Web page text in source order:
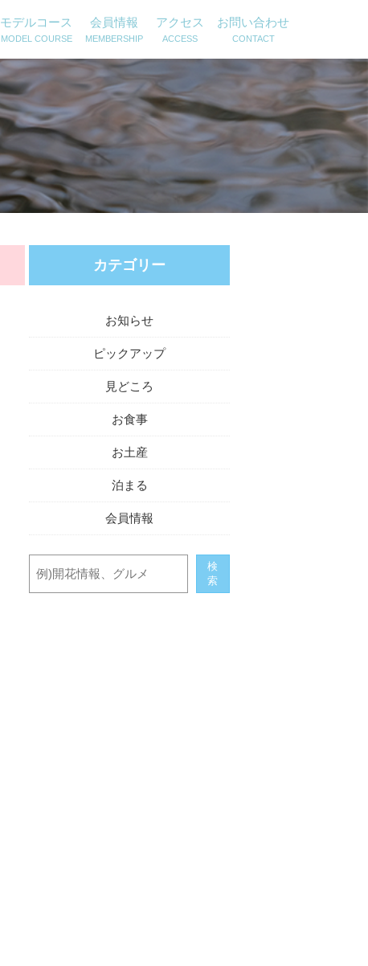
モデルコース
MODEL COURSE
会員情報
MEMBERSHIP
アクセス
ACCESS
お問い合わせ
CONTACT
カテゴリー
お知らせ
ピックアップ
見どころ
お食事
お土産
泊まる
会員情報
検
索